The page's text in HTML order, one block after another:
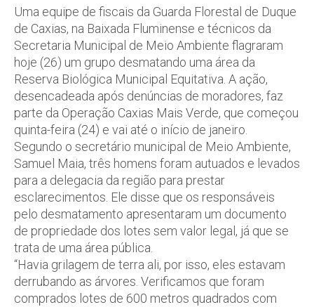
Uma equipe de fiscais da Guarda Florestal de Duque
de Caxias, na Baixada Fluminense e técnicos da
Secretaria Municipal de Meio Ambiente flagraram
hoje (26) um grupo desmatando uma área da
Reserva Biológica Municipal Equitativa. A ação,
desencadeada após denúncias de moradores, faz
parte da Operação Caxias Mais Verde, que começou
quinta-feira (24) e vai até o início de janeiro.
Segundo o secretário municipal de Meio Ambiente,
Samuel Maia, três homens foram autuados e levados
para a delegacia da região para prestar
esclarecimentos. Ele disse que os responsáveis
pelo desmatamento apresentaram um documento
de propriedade dos lotes sem valor legal, já que se
trata de uma área pública.
“Havia grilagem de terra ali, por isso, eles estavam
derrubando as árvores. Verificamos que foram
comprados lotes de 600 metros quadrados com